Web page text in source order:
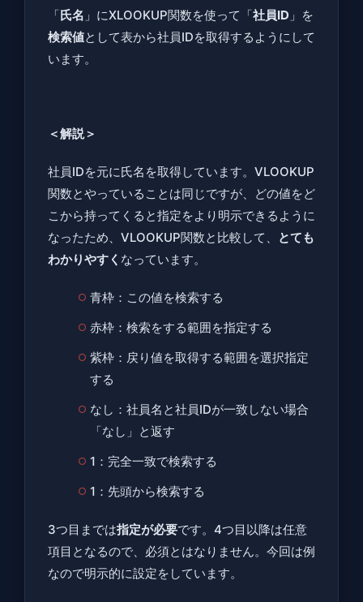
「氏名 」にXLOOKUP関数を使って「社員ID 」を
検索値として表から社員IDを取得するようにして
います。
＜解説＞
社員IDを元に氏名を取得しています。VLOOKUP
関数とやっていることは同じですが、どの値をど
こから持ってくると指定をより明示できるように
なったため、VLOOKUP関数と比較して、
とても
わかりやすく なっています。
青枠：この値を検索する
赤枠：検索をする範囲を指定する
紫枠：戻り値を取得する範囲を選択指定
する
なし：社員名と社員IDが一致しない場合
「なし」と返す
1：完全一致で検索する
1：先頭から検索する
3つ目までは指定が必要です。4つ目以降は任意
項目となるので、必須とはなりません。今回は例
なので明示的に設定をしています。